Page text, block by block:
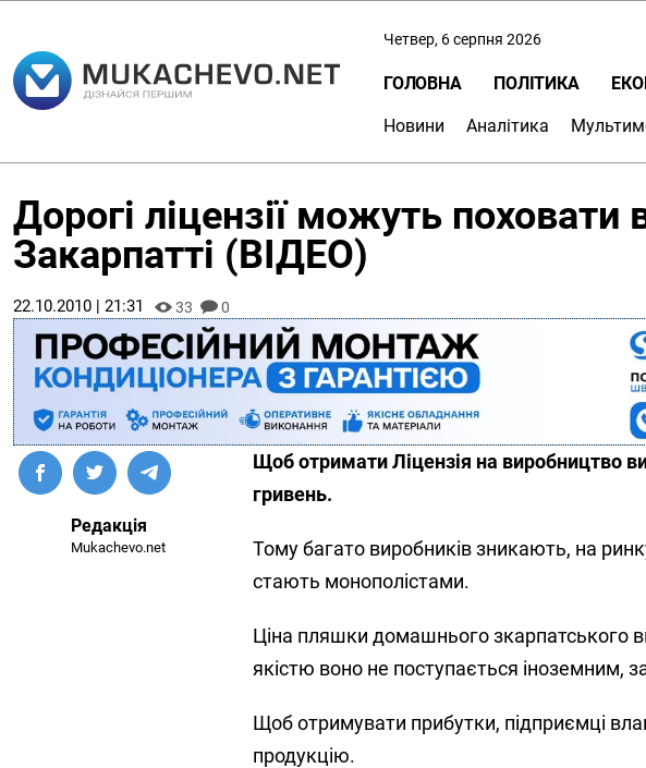
Четвер, 6 серпня 2026
ГОЛОВНА ПОЛІТИКА
Новини Аналітика
Дорогі ліцензії можуть поховати
Закарпатті (ВІДЕО)
22.10.2010 | 21:31 33 0
Редакція
Mukachevo.net
Щоб отримати Ліцензія на виробництво
гривень.
Тому багато виробників зникають, на
стають монополістами.
Ціна пляшки домашнього зкарпатського
якістю воно не поступається іноземним,
Щоб отримувати прибутки, підприємці
продукцію.